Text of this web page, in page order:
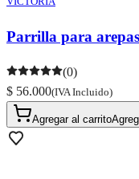
Parrilla para
(0)
$ 56.000(IVA Incluido)
Agregar al carrito